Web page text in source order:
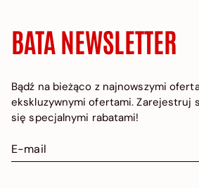
BATA NEWSLETTER
Bądź na bieżąco z najnowszymi
ekskluzywnymi ofertami. Zarejestruj
się specjalnymi rabatami!